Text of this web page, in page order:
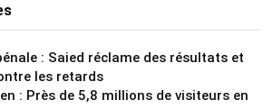
: Saied réclame des résultats et
les retards
: Près de 5,8 millions de visiteurs en